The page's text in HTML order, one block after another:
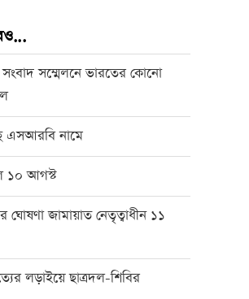
সংবাদ সম্মেলনে ভারতের কোনো
এসআরবি নামে
১০ আগস্ট
ঘোষণা জামায়াত নেতৃত্বাধীন ১১
লড়াইয়ে ছাত্রদল-শিবির